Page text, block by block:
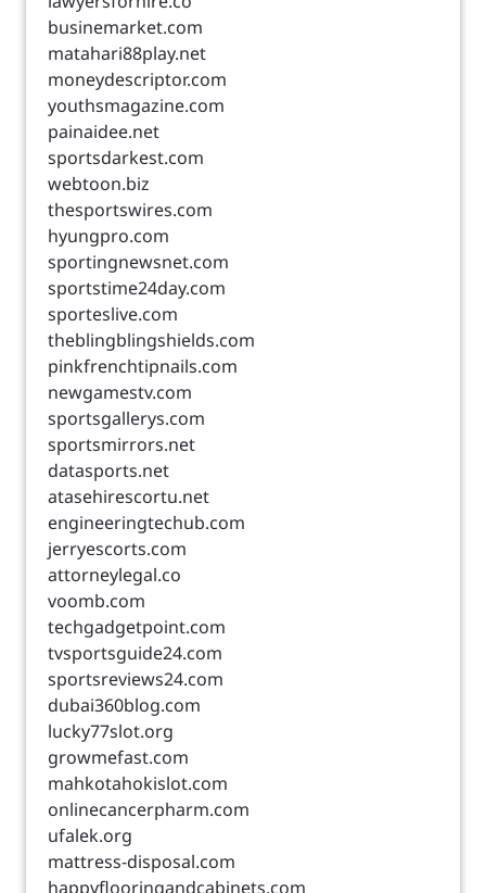
businemarket.com
matahari88play.net
moneydescriptor.com
youthsmagazine.com
painaidee.net
sportsdarkest.com
webtoon.biz
thesportswires.com
hyungpro.com
sportingnewsnet.com
sportstime24day.com
sporteslive.com
theblingblingshields.com
pinkfrenchtipnails.com
newgamestv.com
sportsgallerys.com
sportsmirrors.net
datasports.net
atasehirescortu.net
engineeringtechub.com
jerryescorts.com
attorneylegal.co
voomb.com
techgadgetpoint.com
tvsportsguide24.com
sportsreviews24.com
dubai360blog.com
lucky77slot.org
growmefast.com
mahkotahokislot.com
onlinecancerpharm.com
ufalek.org
mattress-disposal.com
happyflooringandcabinets.com